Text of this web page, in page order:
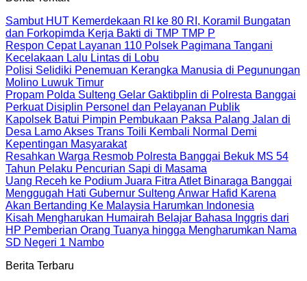
Sambut HUT Kemerdekaan RI ke 80 RI, Koramil Bungatan
dan Forkopimda Kerja Bakti di TMP TMP P
Respon Cepat Layanan 110 Polsek Pagimana Tangani
Kecelakaan Lalu Lintas di Lobu
Polisi Selidiki Penemuan Kerangka Manusia di Pegunungan
Molino Luwuk Timur
Propam Polda Sulteng Gelar Gaktibplin di Polresta Banggai
Perkuat Disiplin Personel dan Pelayanan Publik
Kapolsek Batui Pimpin Pembukaan Paksa Palang Jalan di
Desa Lamo Akses Trans Toili Kembali Normal Demi
Kepentingan Masyarakat
Resahkan Warga Resmob Polresta Banggai Bekuk MS 54
Tahun Pelaku Pencurian Sapi di Masama
Uang Receh ke Podium Juara Fitra Atlet Binaraga Banggai
Menggugah Hati Gubernur Sulteng Anwar Hafid Karena
Akan Bertanding Ke Malaysia Harumkan Indonesia
Kisah Mengharukan Humairah Belajar Bahasa Inggris dari
HP Pemberian Orang Tuanya hingga Mengharumkan Nama
SD Negeri 1 Nambo
Berita Terbaru